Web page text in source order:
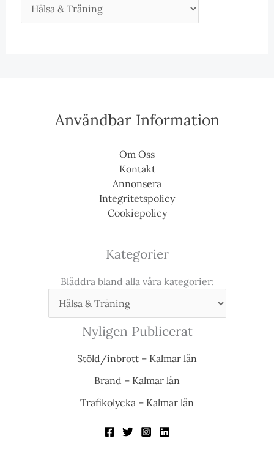
Användbar Information
Om Oss
Kontakt
Annonsera
Integritetspolicy
Cookiepolicy
Kategorier
Bläddra bland alla våra kategorier:
Nyligen Publicerat
Stöld/inbrott – Kalmar län
Brand – Kalmar län
Trafikolycka – Kalmar län